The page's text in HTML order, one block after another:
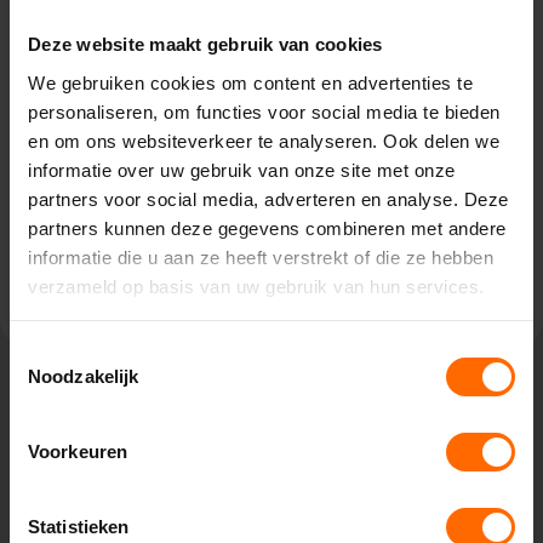
Deze website maakt gebruik van cookies
We gebruiken cookies om content en advertenties te
personaliseren, om functies voor social media te bieden
en om ons websiteverkeer te analyseren. Ook delen we
informatie over uw gebruik van onze site met onze
partners voor social media, adverteren en analyse. Deze
partners kunnen deze gegevens combineren met andere
informatie die u aan ze heeft verstrekt of die ze hebben
verzameld op basis van uw gebruik van hun services.
Noodzakelijk
Voorkeuren
Statistieken
Pieter Mastebroekweg 28,
7942 JZ Meppel
0513335000
meppel@skodora.nl
Bekijk vestiging info
Lokaal geproduceerd in onze eigen
fabriek
Doordat we alles zelf produceren in onze fabrieken in